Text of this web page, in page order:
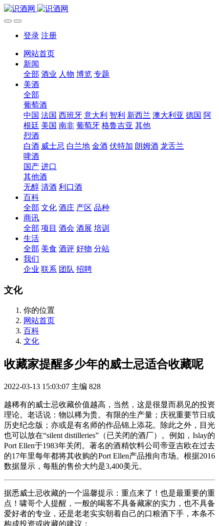
登录 注册
网站首页
新闻
全部 酒业 人物 博览 专题
美酒
全部
葡萄酒
中国 法国 西班牙 意大利 智利 新西兰 澳大利亚 德国 阿
根廷 美国 南非 葡萄牙 格鲁吉亚 其他
烈酒
白酒 威士忌 白兰地 金酒 伏特加 朗姆酒 龙舌兰
啤酒
国产 进口
其他酒
无醇 清酒 利口酒
百科
全部 文化 酒庄 产区 品种
商讯
全部 项目 酒会 酒展 培训
生活
全部 美食 酒评 好物 分站
我们
企业 联系 团队 招聘
文化
你的位置
网站首页
百科
文化
收藏家提醒多少年的威士忌适合收藏呢
2022-03-13 15:03:07 主编 828
越稀有的威士忌收藏价值越高，当然，这是很显而易见的投资
理论。老话说：物以稀为贵。有限的生产量；庆祝重要节日或
历史纪念版；亦或是有名师的作品锦上添花。除此之外，目光
也可以放在“silent distilleries”（已关闭的酒厂）。例如，Islay的
Port Ellen于1983年关闭。著名的酒精饮料公司帝亚吉欧在过去
的17年里每年都将其收购的Port Ellen产品推向市场。根据2016
数据显示，每瓶的售价大约是3,400美元。
据悉威士忌收藏的一个温馨提示：重点来了！也是最重要的重
点！啸哥个人提醒，一般的喝客不具备藏家的实力，也不具备
爱好者的专业，还是老老实实朝着自己的口粮酒下手，本条不
构成投资或收藏的建议：